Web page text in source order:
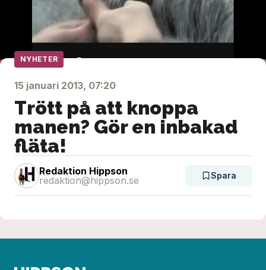
NYHETER
15 januari 2013, 07:20
Trött på att knoppa
manen? Gör en inbakad
fläta!
Redaktion Hippson
redaktion@hippson.se
Spara